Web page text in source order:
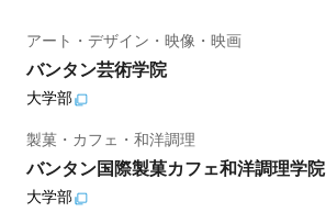
アート・デザイン・映像・映画
バンタン芸術学院
大学部
製菓・カフェ・和洋調理
バンタン国際製菓カフェ和洋調理学院
大学部